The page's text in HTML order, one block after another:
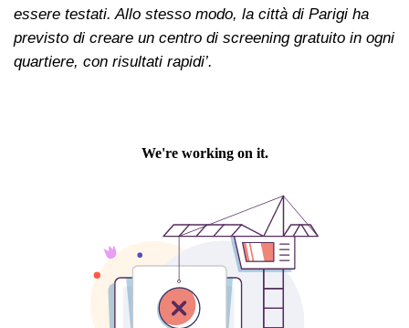
essere testati. Allo stesso modo, la città di Parigi ha
previsto di creare un centro di screening gratuito in ogni
quartiere, con risultati rapidi’.